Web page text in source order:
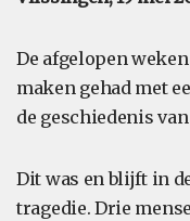
De afgelopen
maken gehad met
de geschiedenis
Dit was en blijft in
tragedie. Drie